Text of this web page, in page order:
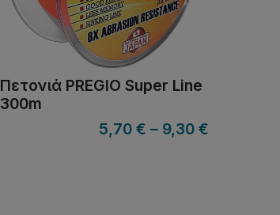
Πετονιά PREGIO Super Line
300m
5,70 € – 9,30 €